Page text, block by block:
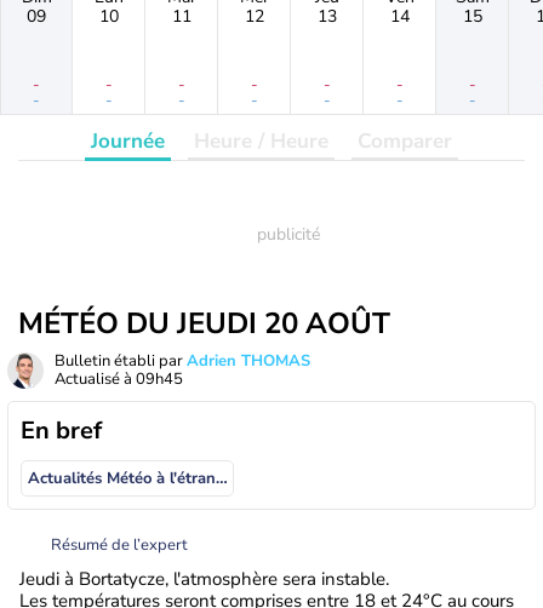
09
-
-
10
-
-
11
-
-
12
-
-
13
-
-
14
-
-
15
-
-
Journée Heure / Heure Comparer
MÉTÉO DU JEUDI 20 AOÛT
Bulletin établi parAdrien THOMAS
Actualisé à 09h45
En bref
Actualités Météo à l'étranger
Résumé de l’expert
Jeudi à Bortatycze, l'atmosphère sera instable.
Les températures seront comprises entre 18 et 24°C au cours